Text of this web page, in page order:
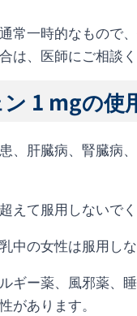
常一時的なもので
は、医師にご相談く
1 mgの使
、肝臓病、腎臓病
えて服用しないで
中の女性は服用しな
ギー薬、風邪薬、
があります。